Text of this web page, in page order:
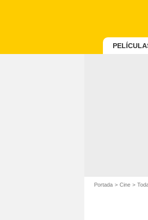
Portada Cine